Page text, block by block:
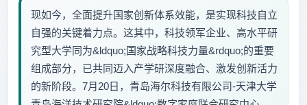
现如今，全面提升国家创新体系效能，是实现科技自立
自强的关键着力点。这其中，科技领军企业、高水平研
究型大学同为&ldquo;国家战略科技力量&rdquo;的重要
组成部分，已共同迈入产学研深度融合、激发创新活力
的新阶段。7月20日，青岛海尔科技有限公司-天津大学